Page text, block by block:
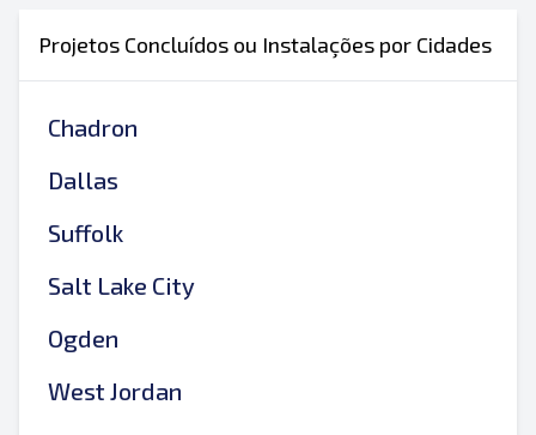
Projetos Concluídos ou Instalações por Cidades
Chadron
Dallas
Suffolk
Salt Lake City
Ogden
West Jordan